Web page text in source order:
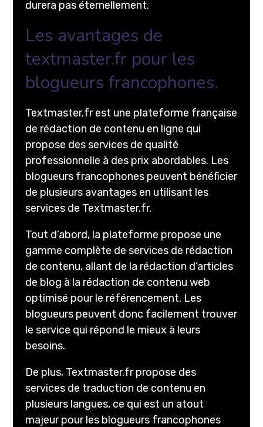
durera pas éternellement.
Les avantages de
textmaster.fr pour les
blogueurs francophones.
Textmaster.fr est une plateforme française
de rédaction de contenu en ligne qui
propose des services de qualité
professionnelle à des prix abordables. Les
blogueurs francophones peuvent bénéficier
de plusieurs avantages en utilisant les
services de Textmaster.fr.
Tout d’abord, la plateforme propose une
gamme complète de services de rédaction
de contenu, allant de la rédaction d’articles
de blog à la rédaction de contenu web
optimisé pour le référencement. Les
blogueurs peuvent donc facilement trouver
le service qui répond le mieux à leurs
besoins.
De plus, Textmaster.fr propose des
services de traduction de contenu en
plusieurs langues, ce qui est un atout
majeur pour les blogueurs francophones